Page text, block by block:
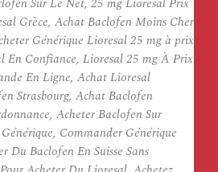
Grèce, Achat Baclofen Moins Cher
Générique Lioresal 25 mg à prix
En Confiance, Lioresal 25 mg À Prix
En Ligne, Achat Lioresal
Strasbourg, Achat Baclofen
Acheter Baclofen Sur
Commander Générique
Baclofen En Suisse Sans